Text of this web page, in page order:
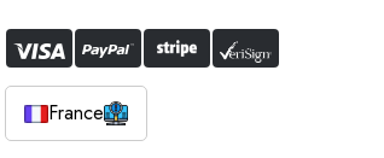
France